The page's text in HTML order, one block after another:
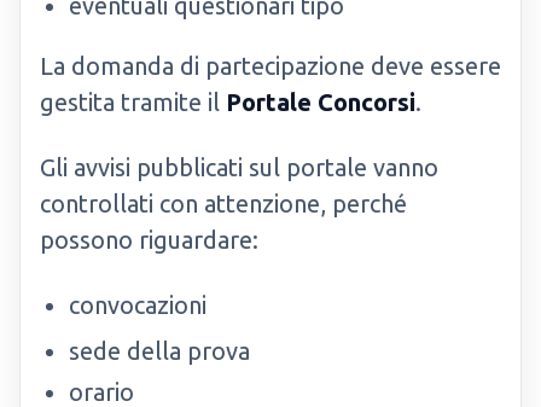
La domanda di partecipazione deve essere
gestita tramite il Portale Concorsi.
Gli avvisi pubblicati sul portale vanno
controllati con attenzione, perché
possono riguardare:
convocazioni
sede della prova
orario